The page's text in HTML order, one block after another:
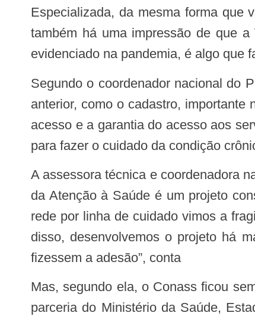
Especializada, da mesma forma que
também há uma impressão de que
evidenciado na pandemia, é algo que
Segundo o coordenador nacional do PlanificaSus, neste novo ciclo também haverá um olhar para o que se trabalhou na etapa
anterior, como o cadastro,
acesso e a garantia do acesso aos
para fazer o cuidado da condição
A assessora técnica e coordenadora nacional do PlanificaSus pelo Conass, Maria José Evangelista , lembrou que a planificação
da Atenção à Saúde é um projeto
rede por linha de cuidado vimos a
disso, desenvolvemos o projeto há
fizessem a adesão”, conta
Mas, segundo ela, o Conass ficou sem perna e buscou a parceria com o Hospital Albert Einstein, através do Proad, que tem a
parceria do Ministério da Saúde,